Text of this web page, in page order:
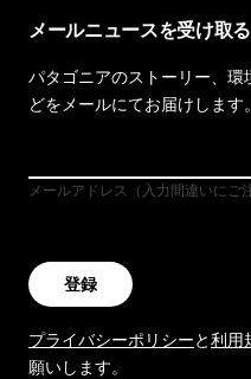
メールニュースを受け取る
パタゴニアのストーリー、
どをメールにてお届けします。
メールアドレス（入力間違いにご
登録
プライバシーポリシーと利用
願いします。